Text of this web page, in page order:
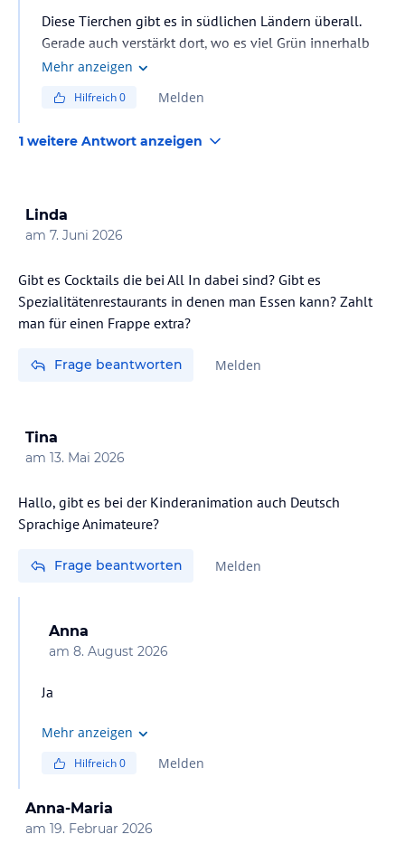
Diese Tierchen gibt es in südlichen Ländern überall.
Gerade auch verstärkt dort, wo es viel Grün innerhalb
der Hotelanlage gibt. Und das ist in diesem Hotel
ein Hotel ohne viel Bepflanzung gebucht werden. Oder
Mehr anzeigen
Hilfreich0 Melden
1 weitere Antwort anzeigen
Linda
am 7. Juni 2026
Gibt es Cocktails die bei All In dabei sind? Gibt es
Spezialitätenrestaurants in denen man Essen kann? Zahlt
man für einen Frappe extra?
Frage beantworten Melden
Tina
am 13. Mai 2026
Hallo, gibt es bei der Kinderanimation auch Deutsch
Sprachige Animateure?
Frage beantworten Melden
Anna
am 8. August 2026
Ja
Mehr anzeigen
Hilfreich0 Melden
Anna-Maria
am 19. Februar 2026